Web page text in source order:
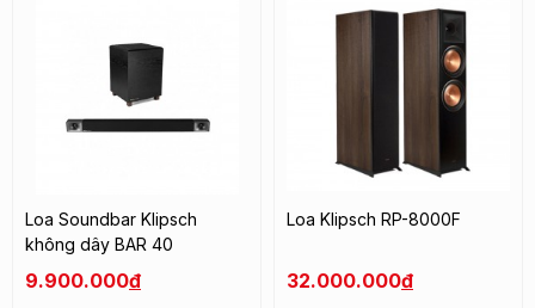
Loa Soundbar Klipsch
không dây BAR 40
9.900.000đ
Loa Klipsch RP-8000F
32.000.000đ